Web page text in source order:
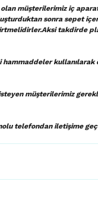
olan müşterilerimiz iç
sonra sepet
takdirde
kullanılarak
müşterilerimiz
telefondan iletişime